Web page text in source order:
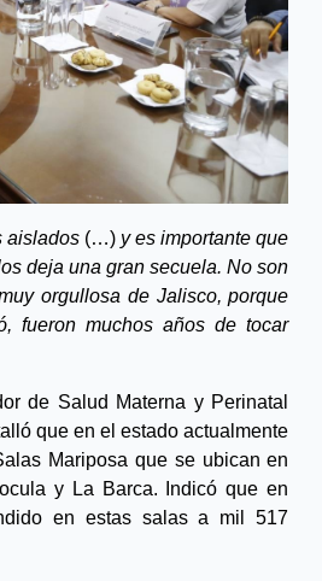
aislados (…) y es importante que
deja una gran secuela. No son
orgullosa de Jalisco, porque
fueron muchos años de tocar
de Salud Materna y Perinatal
que en el estado actualmente
Mariposa que se ubican en
y La Barca. Indicó que en
en estas salas a mil 517